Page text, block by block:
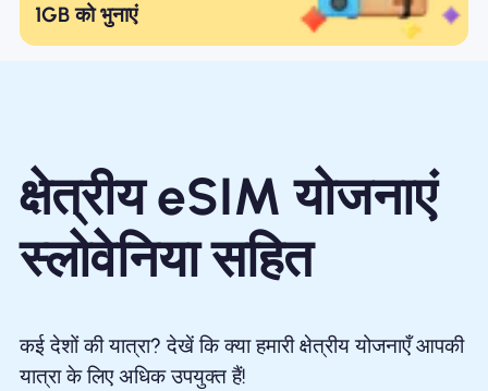
1GB को भुनाएं
क्षेत्रीय eSIM योजनाएं
स्लोवेनिया सहित
कई देशों की यात्रा? देखें कि क्या हमारी क्षेत्रीय योजनाएँ आपकी
यात्रा के लिए अधिक उपयुक्त हैं!